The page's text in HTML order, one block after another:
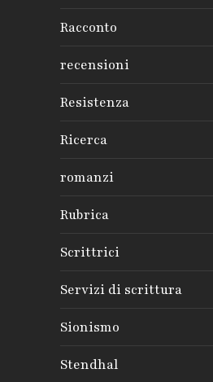
Racconto
recensioni
Resistenza
Ricerca
romanzi
Rubrica
Scrittrici
Servizi di scrittura
Sionismo
Stendhal